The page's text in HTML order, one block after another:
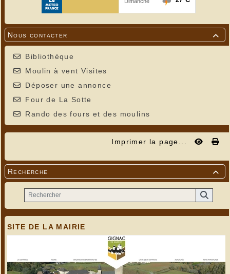

Nous contacter
Bibliothèque
Moulin à vent Visites
Déposer une annonce
Four de La Sotte
Rando des fours et des moulins
Imprimer la page...

Recherche
SITE DE LA MAIRIE